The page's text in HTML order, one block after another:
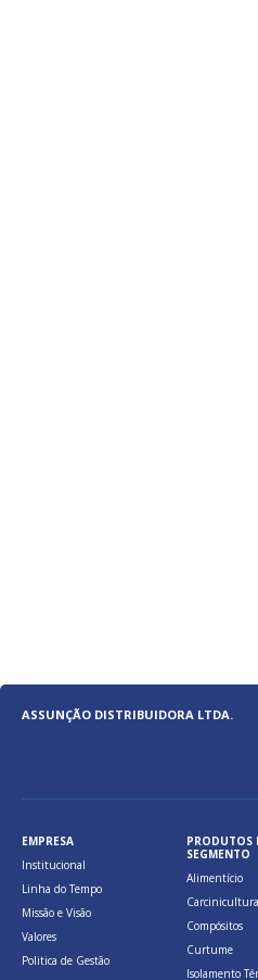
ASSUNÇÃO DISTRIBUIDORA LTDA.
EMPRESA
Institucional
Linha do Tempo
Missão e Visão
Valores
Politica de Gestão
PRODUTOS
SEGMENTO
Alimentício
Carcinicultura
Compósitos
Curtume
Isolamento